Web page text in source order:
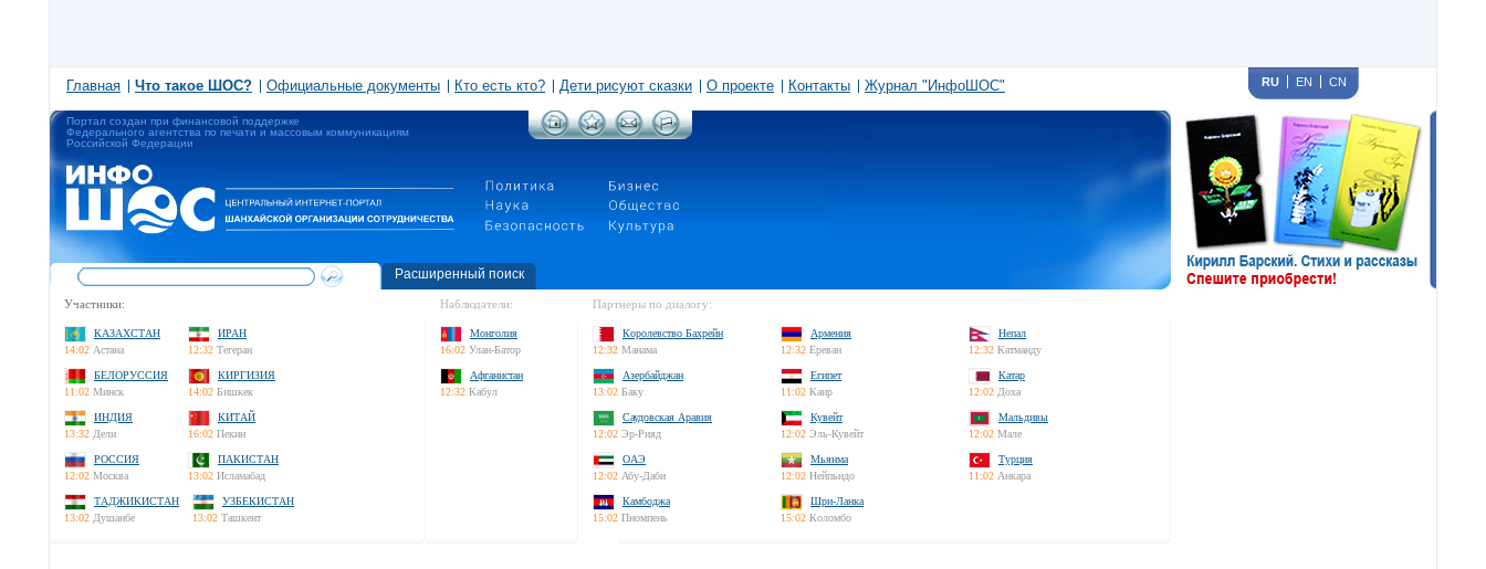
Главная Что такое ШОС? Официальные документы Кто есть кто? Дети рисуют сказки О проекте Контакты Журнал "ИнфоШОС" RU EN CN
Портал создан при финансовой поддержке
Федерального агентства по печати и массовым коммуникациям
Российской Федерации
Расширенный поиск
Участники:
КАЗАХСТАН
14:02 Астана
ИРАН
12:32 Тегеран
БЕЛОРУССИЯ
11:02 Минск
КИРГИЗИЯ
14:02 Бишкек
ИНДИЯ
13:32 Дели
КИТАЙ
16:02 Пекин
РОССИЯ
12:02 Москва
ПАКИСТАН
13:02 Исламабад
ТАДЖИКИСТАН
13:02 Душанбе
УЗБЕКИСТАН
13:02 Ташкент
Наблюдатели:
Монголия
16:02 Улан-Батор
Афганистан
12:32 Кабул
Партнеры по диалогу:
Королевство Бахрейн
12:32 Манама
Армения
12:32 Ереван
Непал
12:32 Катманду
Азербайджан
13:02 Баку
Египет
11:02 Каир
Катар
12:02 Доха
Саудовская Аравия
12:02 Эр-Рияд
Кувейт
12:02 Эль-Кувейт
Мальдивы
12:02 Мале
ОАЭ
12:02 Абу-Даби
Мьянма
12:02 Нейпьидо
Турция
11:02 Анкара
Камбоджа
15:02 Пномпень
Шри-Ланка
15:02 Коломбо